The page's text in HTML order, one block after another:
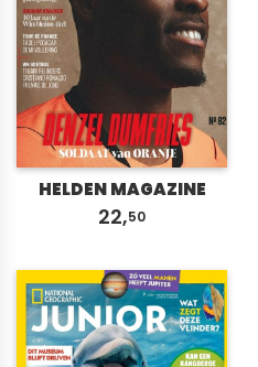
HELDEN MAGAZINE
22,50